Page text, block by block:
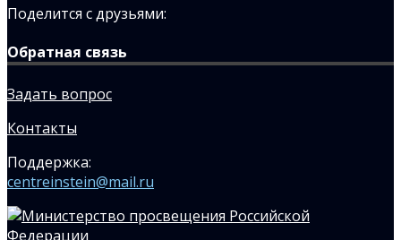
Поделится с друзьями:
Обратная связь
Задать вопрос
Контакты
Поддержка:
centreinstein@mail.ru